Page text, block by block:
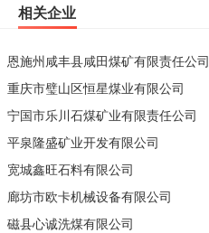
相关企业
恩施州咸丰县咸田煤矿有限责任公司
重庆市璧山区恒星煤业有限公司
宁国市乐川石煤矿业有限责任公司
平泉隆盛矿业开发有限公司
宽城鑫旺石料有限公司
廊坊市欧卡机械设备有限公司
磁县心诚洗煤有限公司